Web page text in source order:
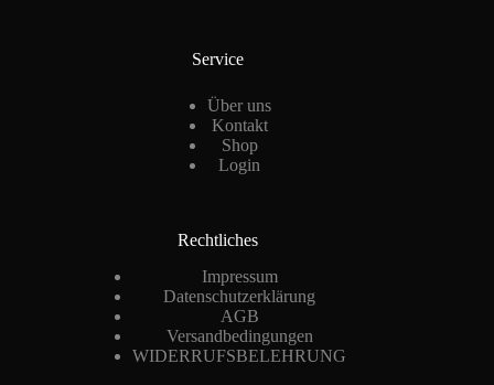
Service
Über uns
Kontakt
Shop
Login
Rechtliches
Impressum
Datenschutzerklärung
AGB
Versandbedingungen
WIDERRUFSBELEHRUNG